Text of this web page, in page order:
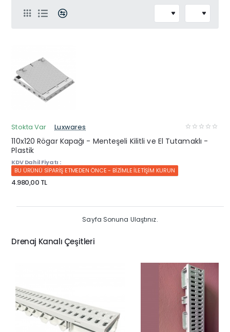
Stokta Var Luxwares
110x120 Rögar Kapağı - Menteşeli Kilitli ve El Tutamaklı -
Plastik
KDV Dahil Fiyatı :
BU ÜRÜNÜ SİPARİŞ ETMEDEN ÖNCE - BİZİMLE İLETİŞİM KURUN
4.980,00 TL
Sayfa Sonuna Ulaştınız.
Drenaj Kanalı Çeşitleri